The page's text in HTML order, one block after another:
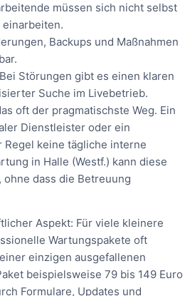
müssen sich nicht selbst
Backups und Maßnahmen
Bei Störungen gibt es einen klaren
Suche im Livebetrieb.
oft der pragmatischste Weg. Ein
Dienstleister oder ein
Regel keine tägliche interne
in Halle (Westf.) kann diese
dass die Betreuung
Aspekt: Für viele kleinere
Wartungspakete oft
einzigen ausgefallenen
beispielsweise 79 bis 149 Euro
Formulare, Updates und